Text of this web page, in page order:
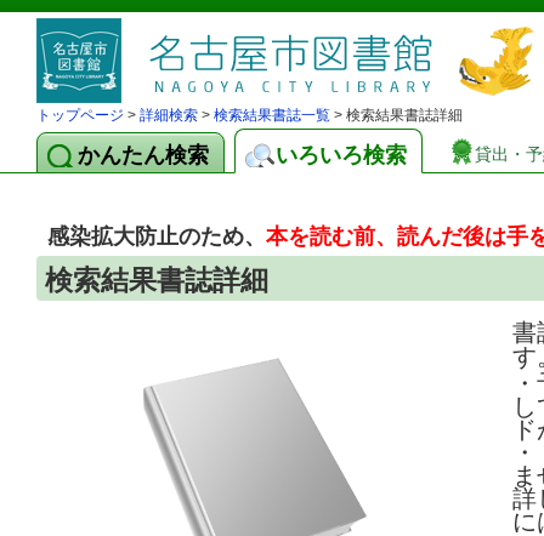
トップページ > 詳細検索 > 検索結果書誌一覧 > 検索結果書誌詳細
かんたん検索 いろいろ検索 貸出・
感染拡大防止のため、本を読む前、読んだ後は手
検索結果書誌詳細
書
す
詳
に